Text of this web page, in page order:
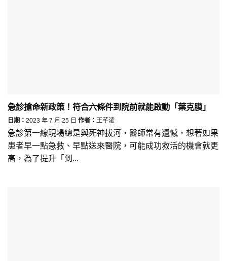
急診搶命新政策！符合六條件到院前就能啟動「葉克膜」
日期： 2023 年 7 月 25 日 作者： 王芊淩
急診第一線現場總是與死神拔河，醫師常有遺憾，想著如果
患者早一點急救、早點送來醫院，可能成功救活的機會就更
高，為了提升「到...